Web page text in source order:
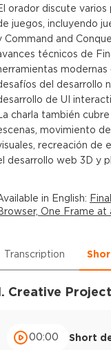
orador discute
juegos, incluyendo
Command and
técnicos de
del desarrollo
de UI
charla también
movimiento
recreación de
desarrollo web 3D y
in English:
One Frame at
Transcription
Creative
00:00 Short